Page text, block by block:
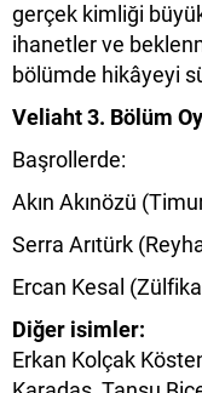
gerçek kimliği
ihanetler ve
bölümde hikâyeyi
Veliaht 3. Bölüm
Başrollerde:
Akın Akınözü
Serra Arıtürk
Ercan Kesal
Diğer isimler:
Erkan Kolçak